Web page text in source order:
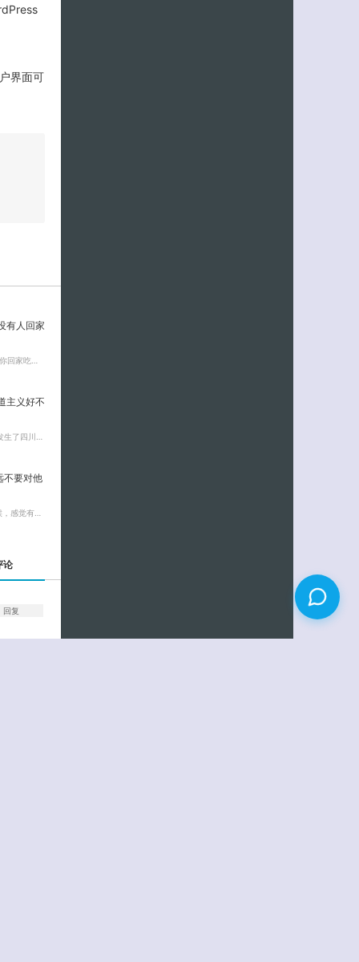
界面可
有人回家
回家吃…
主义好不
了四川…
不要对他
感觉有…
论
回复